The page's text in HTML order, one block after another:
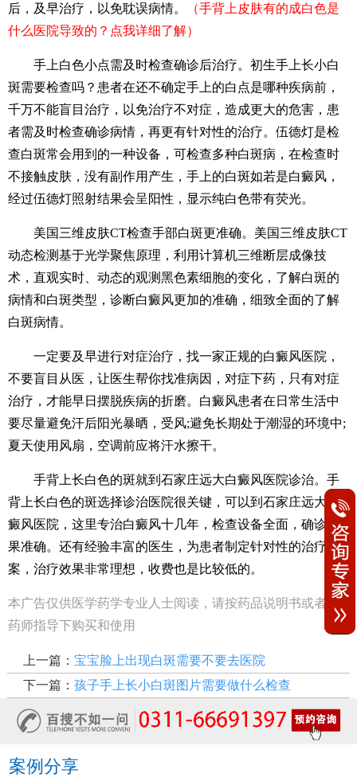
后，及早治疗，以免耽误病情。
（手背上皮肤有的成白色是
什么医院导致的？点我详细了解）
手上白色小点需及时检查确诊后治疗。初生手上长小白
斑需要检查吗？患者在还不确定手上的白点是哪种疾病前，
千万不能盲目治疗，以免治疗不对症，造成更大的危害，患
者需及时检查确诊病情，再更有针对性的治疗。伍德灯是检
查白斑常会用到的一种设备，可检查多种白斑病，在检查时
不接触皮肤，没有副作用产生，手上的白斑如若是白癜风，
经过伍德灯照射结果会呈阳性，显示纯白色带有荧光。
美国三维皮肤CT检查手部白斑更准确。美国三维皮肤CT
动态检测基于光学聚焦原理，利用计算机三维断层成像技
术，直观实时、动态的观测黑色素细胞的变化，了解白斑的
病情和白斑类型，诊断白癜风更加的准确，细致全面的了解
白斑病情。
一定要及早进行对症治疗，找一家正规的白癜风医院，
不要盲目从医，让医生帮你找准病因，对症下药，只有对症
治疗，才能早日摆脱疾病的折磨。白癜风患者在日常生活中
要尽量避免汗后阳光暴晒，受风;避免长期处于潮湿的环境中;
夏天使用风扇，空调前应将汗水擦干。
手背上长白色的斑就到石家庄远大白癜风医院诊治。手
背上长白色的斑选择诊治医院很关键，可以到石家庄远大白
癜风医院，这里专治白癜风十几年，检查设备全面，确诊结
果准确。还有经验丰富的医生，为患者制定针对性的治疗方
案，治疗效果非常理想，收费也是比较低的。
本广告仅供医学药学专业人士阅读，请按药品说明书或者在
药师指导下购买和使用
上一篇： 宝宝脸上出现白斑需要不要去医院
下一篇： 孩子手上长小白斑图片需要做什么检查
案例分享